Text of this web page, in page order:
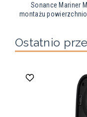
Sonance Mariner
montażu
Ostatnio